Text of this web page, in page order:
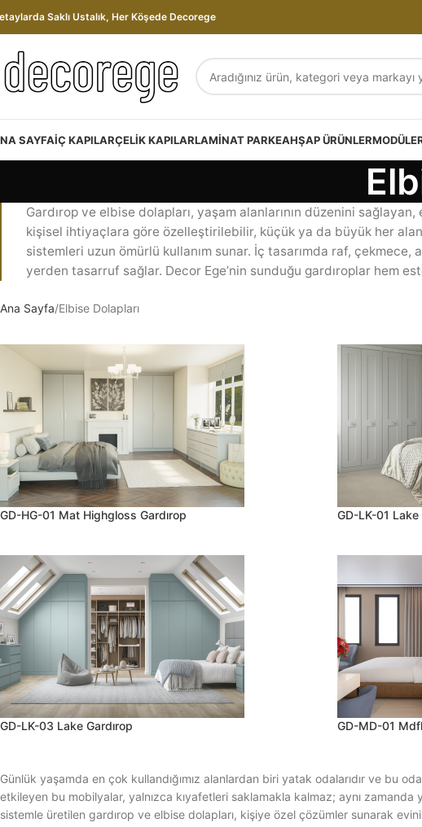
Saklı Ustalık, Her Köşede Decorege
SAYFAİÇ KAPILARÇELIK KAPILARLAMINAT PARKEAHŞAP ÜRÜNLER
Gardırop ve elbise dolapları, yaşam alanlarının düzenini
kişisel ihtiyaçlara göre özelleştirilebilir, küçük ya da büyük her
sistemleri uzun ömürlü kullanım sunar. İç tasarımda raf,
yerden tasarruf sağlar. Decor Ege’nin sunduğu gardıroplar hem
Ana Sayfa Elbise Dolapları
GD-HG-01 Mat Highgloss Gardırop GD-LK-01 Lake
GD-LK-03 Lake Gardırop GD-MD-01
Günlük yaşamda en çok kullandığımız alanlardan biri yatak odalarıdır ve bu
etkileyen bu mobilyalar, yalnızca kıyafetleri saklamakla kalmaz; aynı zamanda
sistemle üretilen gardırop ve elbise dolapları, kişiye özel çözümler sunarak